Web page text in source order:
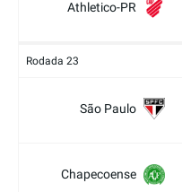
Athletico-PR
Rodada 23
São Paulo
Chapecoense